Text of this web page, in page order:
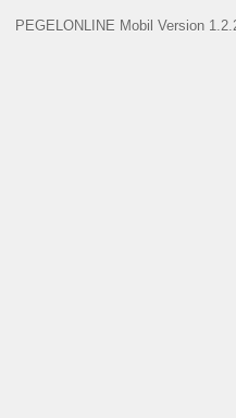
PEGELONLINE Mobil Version